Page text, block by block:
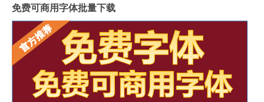
免费可商用字体批量下载